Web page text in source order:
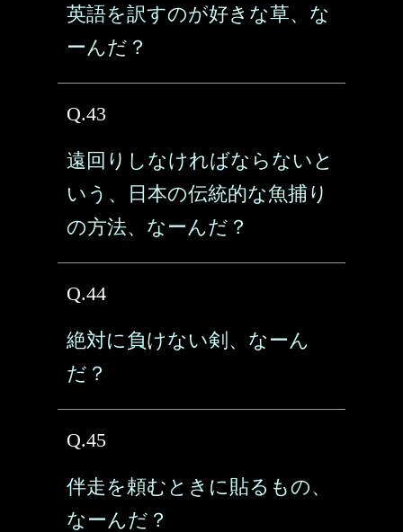
英語を訳すのが好きな草、な
ーんだ？
Q.43
遠回りしなければならないと
いう、日本の伝統的な魚捕り
の方法、なーんだ？
Q.44
絶対に負けない剣、なーん
だ？
Q.45
伴走を頼むときに貼るもの、
なーんだ？